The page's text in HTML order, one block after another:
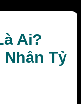
Ai?
Nhân Tỷ